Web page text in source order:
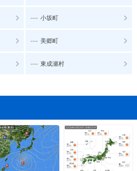
--- 小坂町
--- 美郷町
--- 東成瀬村